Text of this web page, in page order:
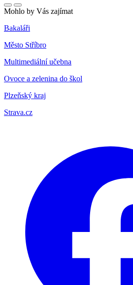
Mohlo by Vás zajímat
Bakaláři
Město Stříbro
Multimediální učebna
Ovoce a zelenina do škol
Plzeňský kraj
Strava.cz